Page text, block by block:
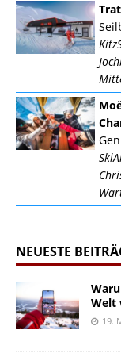
NEUESTE
Welt
19.